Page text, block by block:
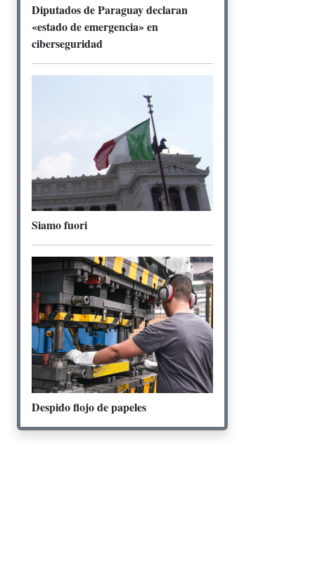
Diputados de Paraguay declaran
«estado de emergencia» en
ciberseguridad
Siamo fuori
Despido flojo de papeles